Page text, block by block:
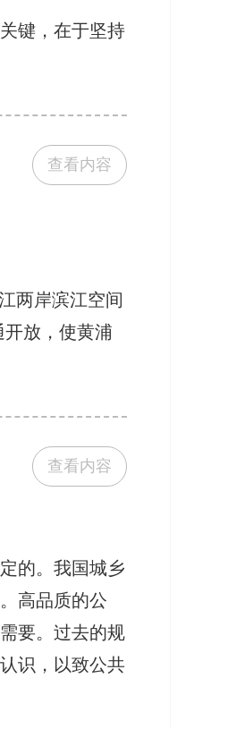
键，在于坚持
查看内容
两岸滨江空间
放，使黄浦
查看内容
的。我国城乡
高品质的公
要。过去的规
识，以致公共